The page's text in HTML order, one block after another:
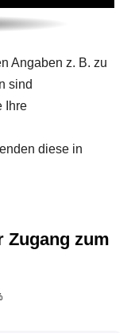
Angaben z. B. zu
sind
Ihre
diese in
Zugang zum